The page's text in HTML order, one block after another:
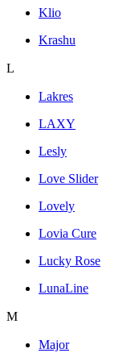
Klio
Krashu
L
Lakres
LAXY
Lesly
Love Slider
Lovely
Lovia Cure
Lucky Rose
LunaLine
M
Major